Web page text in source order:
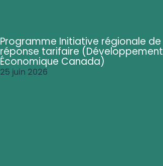
Programme Initiative régionale de
réponse tarifaire (Développement
Économique Canada)
25 juin 2026